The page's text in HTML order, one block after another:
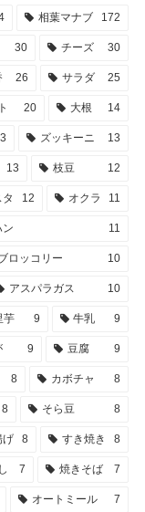
相葉マナブ 172
30 チーズ 30
26 サラダ 25
20 大根 14
ズッキーニ 13
13 枝豆 12
12 オクラ 11
ン 11
ロッコリー 10
アスパラガス 10
芋 9 牛乳 9
9 豆腐 9
8 カボチャ 8
8 そら豆 8
げ 8 すき焼き 8
7 焼きそば 7
オートミール 7